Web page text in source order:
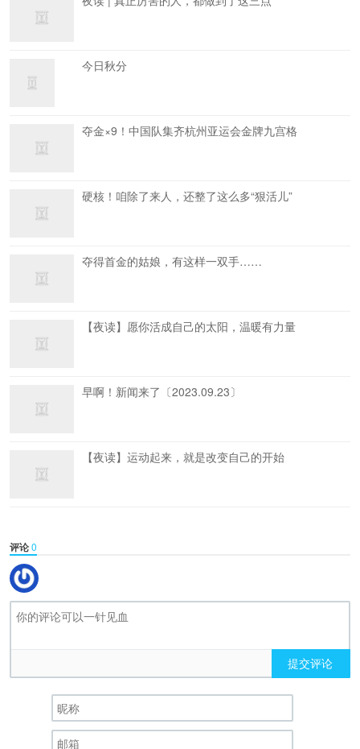
今日秋分
夺金×9！中国队集齐杭州亚运会金牌九宫格
硬核！咱除了来人，还整了这么多“狠活儿”
夺得首金的姑娘，有这样一双手……
【夜读】愿你活成自己的太阳，温暖有力量
早啊！新闻来了〔2023.09.23〕
【夜读】运动起来，就是改变自己的开始
评论0
提交评论